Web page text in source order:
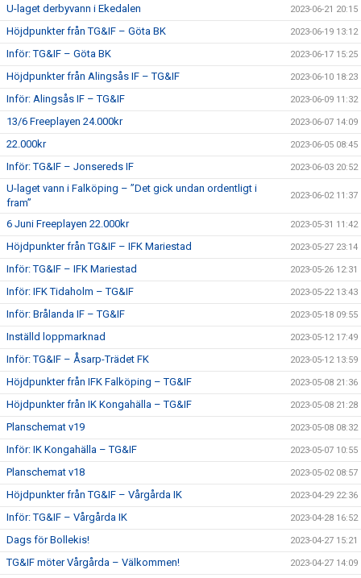
U-laget derbyvann i Ekedalen 2023-06-21 20:15
Höjdpunkter från TG&IF – Göta BK 2023-06-19 13:12
Inför: TG&IF – Göta BK 2023-06-17 15:25
Höjdpunkter från Alingsås IF – TG&IF 2023-06-10 18:23
Inför: Alingsås IF – TG&IF 2023-06-09 11:32
13/6 Freeplayen 24.000kr 2023-06-07 14:09
22.000kr 2023-06-05 08:45
Inför: TG&IF – Jonsereds IF 2023-06-03 20:52
U-laget vann i Falköping – ”Det gick undan ordentligt i
fram”
2023-06-02 11:37
6 Juni Freeplayen 22.000kr 2023-05-31 11:42
Höjdpunkter från TG&IF – IFK Mariestad 2023-05-27 23:14
Inför: TG&IF – IFK Mariestad 2023-05-26 12:31
Inför: IFK Tidaholm – TG&IF 2023-05-22 13:43
Inför: Brålanda IF – TG&IF 2023-05-18 09:55
Inställd loppmarknad 2023-05-12 17:49
Inför: TG&IF – Åsarp-Trädet FK 2023-05-12 13:59
Höjdpunkter från IFK Falköping – TG&IF 2023-05-08 21:36
Höjdpunkter från IK Kongahälla – TG&IF 2023-05-08 21:28
Planschemat v19 2023-05-08 08:32
Inför: IK Kongahälla – TG&IF 2023-05-07 10:55
Planschemat v18 2023-05-02 08:57
Höjdpunkter från TG&IF – Vårgårda IK 2023-04-29 22:36
Inför: TG&IF – Vårgårda IK 2023-04-28 16:52
Dags för Bollekis! 2023-04-27 15:21
TG&IF möter Vårgårda – Välkommen! 2023-04-27 14:09